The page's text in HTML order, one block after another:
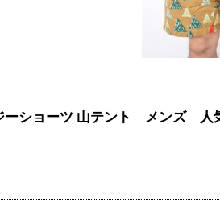
ーショーツ 山テント メンズ